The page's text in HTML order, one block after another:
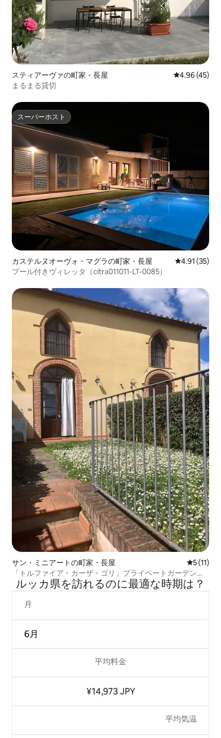
スティアーヴァの町家・長屋 レビュー45
4.96 (45)
まるまる貸切
スーパーホスト
スーパーホスト
カステルヌオーヴォ・マグラの町家・長屋 レビュー35
4.91 (35)
プール付きヴィレッタ（citra011011-LT-0085）
サン・ミニアートの町家・長屋 レビュー
5 (11)
「トルファイア・カーザ・ゴリ」プライベートガーデン付
き！
ルッカ県を訪⁠れ⁠るの⁠に最⁠適⁠な時⁠期⁠は⁠？
月
6月
平均料金
¥14,973 JPY
平均気温